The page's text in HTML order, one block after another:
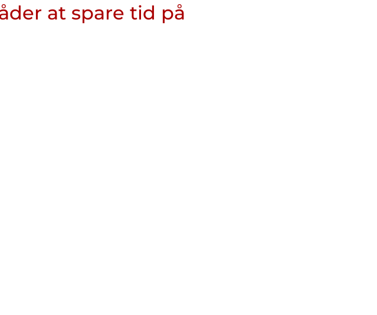
at spare tid på